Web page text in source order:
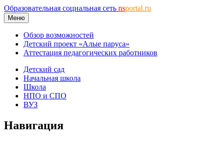
Образовательная социальная сеть nsportal.ru
Меню
Обзор возможностей
Детский проект «Алые паруса»
Аттестация педагогических работников
Детский сад
Начальная школа
Школа
НПО и СПО
ВУЗ
Навигация